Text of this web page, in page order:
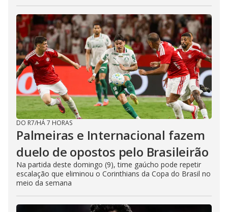
DO R7/HÁ 7 HORAS
Palmeiras e Internacional fazem
duelo de opostos pelo Brasileirão
Na partida deste domingo (9), time gaúcho pode repetir
escalação que eliminou o Corinthians da Copa do Brasil no
meio da semana